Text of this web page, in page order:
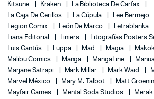
Kitsune
Kraken
La Biblioteca De Carfax
La Caja De Cerillos
La Cúpula Lee Bermejo
Legion Comix
León De Marco Letrablanka
Liana Editorial
Liniers
Litografías Posters
Luis Gantús
Luppa Mad Magia
Malibu Comics
Manga MangaLine
Marjane Satrapi
Mark Millar Mark Waid
Marvel México
Mary M. Talbot
Matt
Mayfair Games
Mental Soda Studios
Merak